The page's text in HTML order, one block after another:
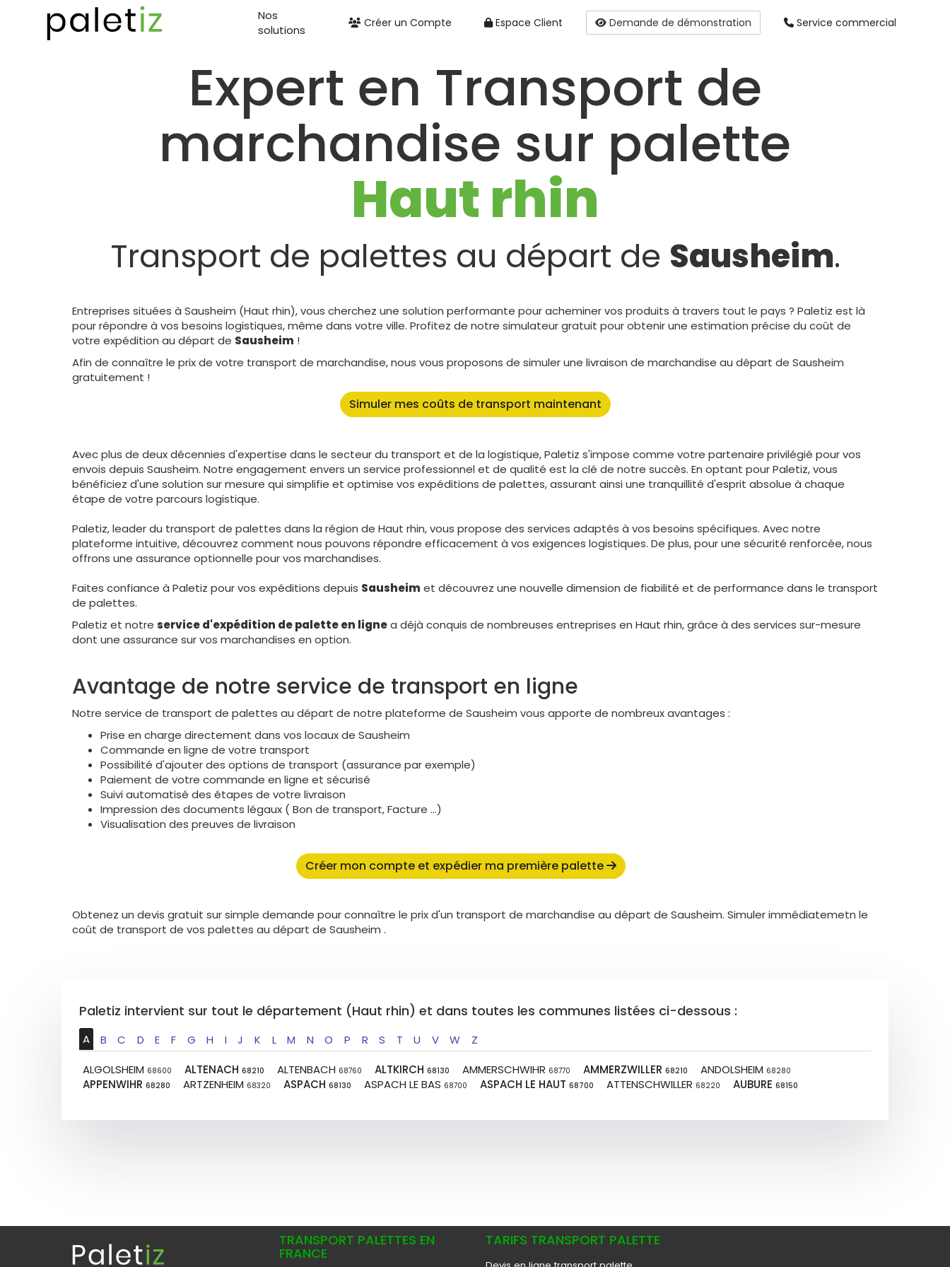
Nos
solutions
Créer un Compte Espace Client Demande de démonstration Service commercial
Expert en Transport de
marchandise sur palette
Haut rhin
Transport de palettes au départ de Sausheim.
Entreprises situées à Sausheim (Haut rhin), vous cherchez une solution performante pour acheminer vos produits à travers tout le pays ? Paletiz est là
pour répondre à vos besoins logistiques, même dans votre ville. Profitez de notre simulateur gratuit pour obtenir une estimation précise du coût de
votre expédition au départ de Sausheim !
Afin de connaître le prix de votre transport de marchandise, nous vous proposons de simuler une livraison de marchandise au départ de Sausheim
gratuitement !
Simuler mes coûts de transport maintenant
Avec plus de deux décennies d'expertise dans le secteur du transport et de la logistique, Paletiz s'impose comme votre partenaire privilégié pour vos
envois depuis Sausheim. Notre engagement envers un service professionnel et de qualité est la clé de notre succès. En optant pour Paletiz, vous
bénéficiez d'une solution sur mesure qui simplifie et optimise vos expéditions de palettes, assurant ainsi une tranquillité d'esprit absolue à chaque
étape de votre parcours logistique.
Paletiz, leader du transport de palettes dans la région de Haut rhin, vous propose des services adaptés à vos besoins spécifiques. Avec notre
plateforme intuitive, découvrez comment nous pouvons répondre efficacement à vos exigences logistiques. De plus, pour une sécurité renforcée, nous
offrons une assurance optionnelle pour vos marchandises.
Faites confiance à Paletiz pour vos expéditions depuis Sausheim et découvrez une nouvelle dimension de fiabilité et de performance dans le transport
de palettes.
Paletiz et notre service d'expédition de palette en lignea déjà conquis de nombreuses entreprises en Haut rhin, grâce à des services sur-mesure
dont une assurance sur vos marchandises en option.
Avantage de notre service de transport en ligne
Notre service de transport de palettes au départ de notre plateforme de Sausheim vous apporte de nombreux avantages :
Prise en charge directement dans vos locaux de Sausheim
Commande en ligne de votre transport
Possibilité d'ajouter des options de transport (assurance par exemple)
Paiement de votre commande en ligne et sécurisé
Suivi automatisé des étapes de votre livraison
Impression des documents légaux ( Bon de transport, Facture ...)
Visualisation des preuves de livraison
Créer mon compte et expédier ma première palette
Obtenez un devis gratuit sur simple demande pour connaître le prix d'un transport de marchandise au départ de Sausheim. Simuler immédiatemetn le
coût de transport de vos palettes au départ de Sausheim .
Paletiz intervient sur tout le département (Haut rhin) et dans toutes les communes listées ci-dessous :
A B C D E F G H I J K L M N O P R S T U V W
Z
ALGOLSHEIM 68600 ALTENACH 68210 ALTENBACH 68760 ALTKIRCH 68130 AMMERSCHWIHR 68770 AMMERZWILLER 68210 ANDOLSHEIM 68280
APPENWIHR 68280 ARTZENHEIM 68320 ASPACH 68130 ASPACH LE BAS 68700 ASPACH LE HAUT 68700 ATTENSCHWILLER 68220 AUBURE 68150
TRANSPORT PALETTES EN
FRANCE
TARIFS TRANSPORT PALETTE